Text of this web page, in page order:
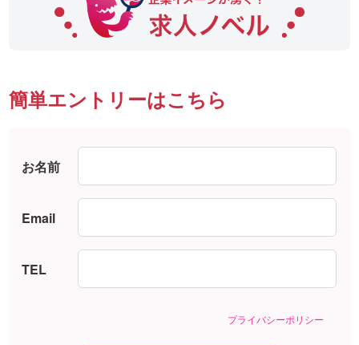
簡単エントリーはこちら
お名前
Email
TEL
プライバシーポリシー